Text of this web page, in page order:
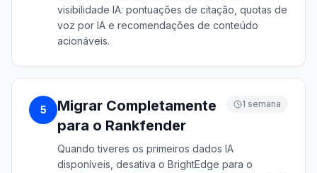
visibilidade IA: pontuações de citação, quotas de
voz por IA e recomendações de conteúdo
acionáveis.
5
Migrar Completamente
para o Rankfender
1 semana
Quando tiveres os primeiros dados IA
disponíveis, desativa o BrightEdge para o